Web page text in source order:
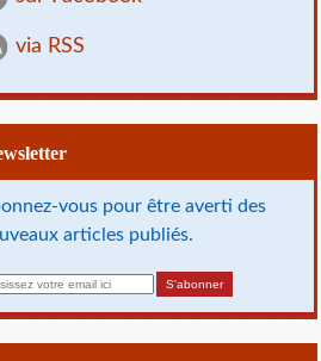
via RSS
vous pour être averti des
articles publiés.